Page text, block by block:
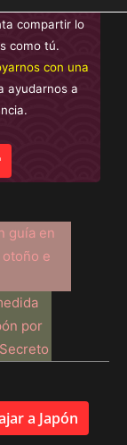
compartir lo
como tú.
con una
ayudarnos a
a Japón